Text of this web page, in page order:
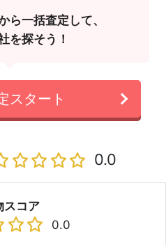
ら一括査定して、
を探そう！
スタート
0.0
スコア
0.0